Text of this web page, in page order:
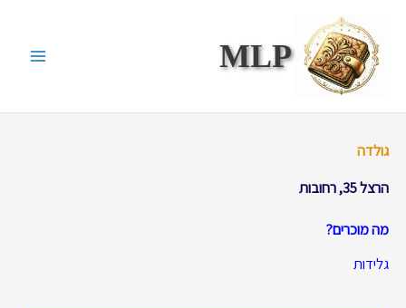
לתוכן
MLP
גולדה
הרצל 35, רחובות
מה מוכרים?
גלידות